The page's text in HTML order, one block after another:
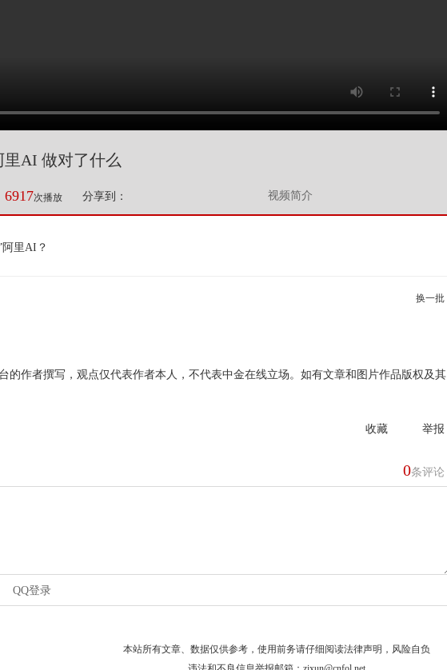
AI 做对了什么
6917次播放 分享到： 视频简介
里AI？
换一批
的作者撰写，观点仅代表作者本人，不代表中金在线立场。如有文章和图片作品版权及其
收藏 举报
0条评论
QQ登录
本站所有文章、数据仅供参考，使用前务请仔细阅读法律声明 ，风险自负